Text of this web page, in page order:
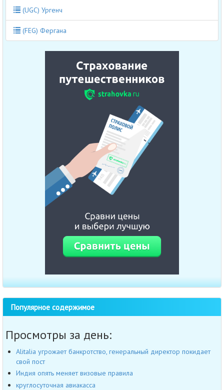
(UGC) Ургенч
(FEG) Фергана
Популярное содержимое
Просмотры за день:
Alitalia угрожает банкротство, генеральный директор покидает
свой пост
Индия опять меняет визовые правила
круглосуточная авиакасса